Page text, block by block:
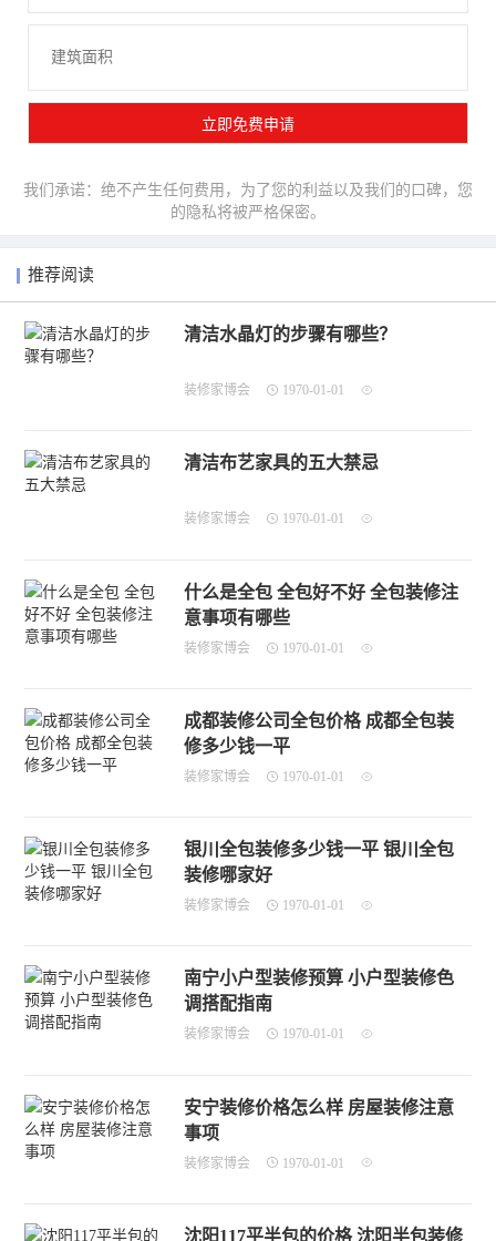
我们承诺：绝不产生任何费用，为了您的利益以及我们的口碑，您
的隐私将被严格保密。
推荐阅读
清洁水晶灯的步骤有哪些？
装修家博会 1970-01-01
清洁布艺家具的五大禁忌
装修家博会 1970-01-01
什么是全包 全包好不好 全包装修注
意事项有哪些
装修家博会 1970-01-01
成都装修公司全包价格 成都全包装
修多少钱一平
装修家博会 1970-01-01
银川全包装修多少钱一平 银川全包
装修哪家好
装修家博会 1970-01-01
南宁小户型装修预算 小户型装修色
调搭配指南
装修家博会 1970-01-01
安宁装修价格怎么样 房屋装修注意
事项
装修家博会 1970-01-01
沈阳117平半包的价格 沈阳半包装修